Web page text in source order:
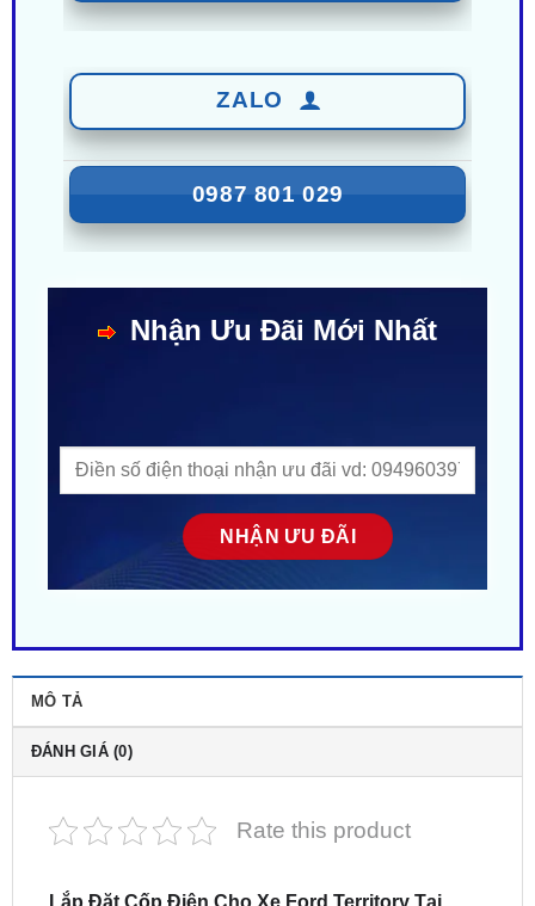
0987 801 029
ĐÁNH GIÁ (0)
Lắp Đặt Cốp Điện Cho Xe Ford Territory Tại
Territorychính hãng. Giá ưu đãi ✔️. ZKar Auto